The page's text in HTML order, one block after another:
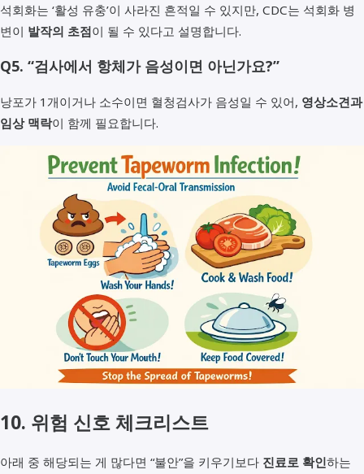
석회화는 ‘활성 유충’이 사라진 흔적일 수 있지만, CDC는 석회화 병
변이 발작의 초점이 될 수 있다고 설명합니다.
Q5. “검사에서 항체가 음성이면 아닌가요?”
낭포가 1개이거나 소수이면 혈청검사가 음성일 수 있어, 영상소견과
임상 맥락이 함께 필요합니다.
10. 위험 신호 체크리스트
아래 중 해당되는 게 많다면 “불안”을 키우기보다 진료로 확인하는